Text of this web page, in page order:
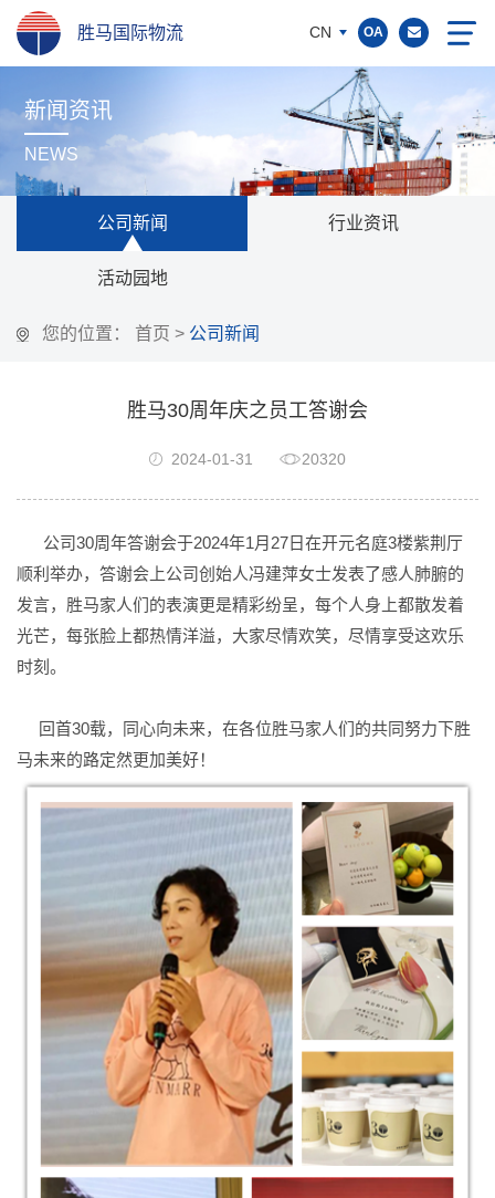
胜马国际物流 CN OA
新闻资讯
NEWS
公司新闻 行业资讯
活动园地
您的位置： 首页 > 公司新闻
胜马30周年庆之员工答谢会
2024-01-31 20320
公司30周年答谢会于2024年1月27日在开元名庭3楼紫荆厅
顺利举办，答谢会上公司创始人冯建萍女士发表了感人肺腑的
发言，胜马家人们的表演更是精彩纷呈，每个人身上都散发着
光芒，每张脸上都热情洋溢，大家尽情欢笑，尽情享受这欢乐
时刻。
回首30载，同心向未来，在各位胜马家人们的共同努力下胜
马未来的路定然更加美好！